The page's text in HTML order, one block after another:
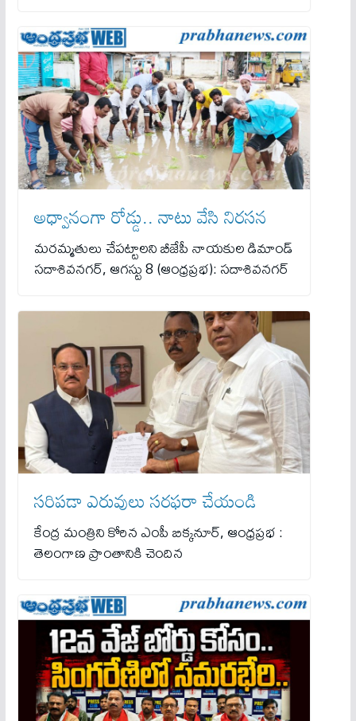
అధ్వానంగా రోడ్డు.. నాటు వేసి నిరసన
మ‌ర‌మ్మ‌తులు చేపట్టాలని బీజేపీ నాయకుల డిమాండ్
సదాశివనగర్, ఆగస్టు 8 (ఆంధ్రప్రభ): సదాశివనగర్‌
స‌రిప‌డా ఎరువులు సరఫరా చేయండి
కేంద్ర మంత్రిని కోరిన ఎంపీ బిక్కనూర్, ఆంధ్రప్రభ :
తెలంగాణ ప్రాంతానికి చెందిన